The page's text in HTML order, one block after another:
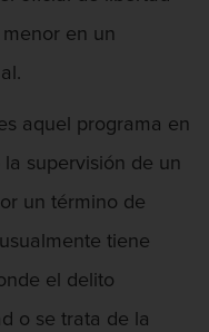
menor
Prostitución
en un
aquel programa en
supervisión de un
un término de
tiene
el delito
o se trata de la